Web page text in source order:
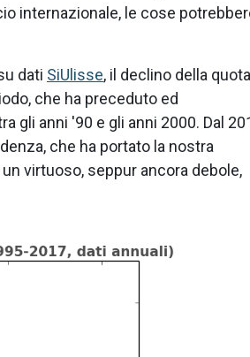
internazionale, le cose
dati SiUlisse, il declino della
che ha preceduto ed
gli anni '90 e gli anni 2000. Dal
che ha portato la nostra
virtuoso, seppur ancora debole,